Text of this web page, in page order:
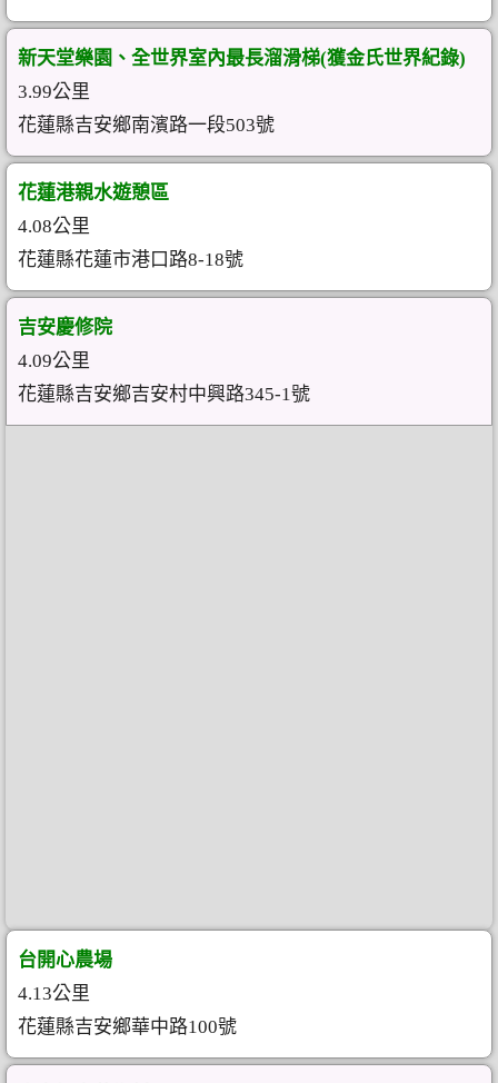
新天堂樂園、全世界室內最長溜滑梯(獲金氏世界紀錄)
3.99公里
花蓮縣吉安鄉南濱路一段503號
花蓮港親水遊憩區
4.08公里
花蓮縣花蓮市港口路8-18號
吉安慶修院
4.09公里
花蓮縣吉安鄉吉安村中興路345-1號
台開心農場
4.13公里
花蓮縣吉安鄉華中路100號